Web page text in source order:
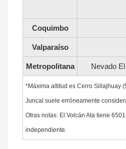
Coquimbo
Valparaíso
Metropolitana Nevado
*Máxima altitud es Cerro Sillajhuay
Juncal suele erróneamente
Otras notas: El Volcán Ata tiene
independiente.